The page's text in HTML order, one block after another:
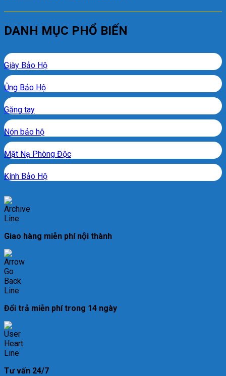
DANH MỤC PHỔ BIẾN
Giày Bảo Hộ
Ủng Bảo Hộ
Găng tay
Nón bảo hộ
Mặt Nạ Phòng Độc
Kính Bảo Hộ
Giao hàng miễn phí nội thành
Đổi trả miễn phí trong 14 ngày
Tư vấn 24/7